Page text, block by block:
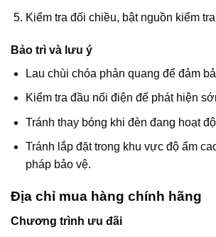
Kiểm tra đối chiều, bật nguồn kiểm
Bảo trì và lưu ý
Lau chùi chóa phản quang để đảm
Kiểm tra đầu nối điện để phát hiện
Tránh thay bóng khi đèn đang hoạt
Tránh lắp đặt trong khu vực độ ẩm
pháp bảo vệ.
Địa chỉ mua hàng chính hãng
Chương trình ưu đãi